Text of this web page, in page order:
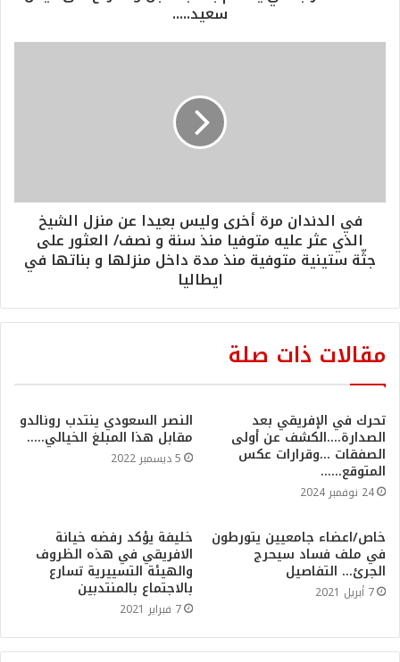
سعيد.....
في الدندان مرة أخرى وليس بعيدا عن منزل الشيخ
الذي عثر عليه متوفيا منذ سنة و نصف/ العثور على
جثّة ستينية متوفية منذ مدة داخل منزلها و بناتها في
ايطاليا
مقالات ذات صلة
تحرك في الإفريقي بعد
الصدارة….الكشف عن أولى
الصفقات …وقرارات عكس
المتوقع……
24 نوفمبر 2024
النصر السعودي ينتدب رونالدو
مقابل هذا المبلغ الخيالي…..
5 ديسمبر 2022
خاص/اعضاء جامعيين يتورطون
في ملف فساد سيحرج
الجرئ… التفاصيل
7 أبريل 2021
خليفة يؤكد رفضه خيانة
الافريقي في هذه الظروف
والهيئة التسييرية تسارع
بالاجتماع بالمنتدبين
7 فبراير 2021